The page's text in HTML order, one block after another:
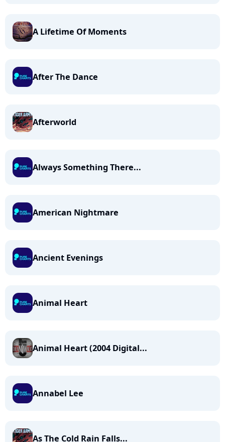
A Lifetime Of Moments
After The Dance
Afterworld
Always Something There...
American Nightmare
Ancient Evenings
Animal Heart
Animal Heart (2004 Digital...
Annabel Lee
As The Cold Rain Falls...